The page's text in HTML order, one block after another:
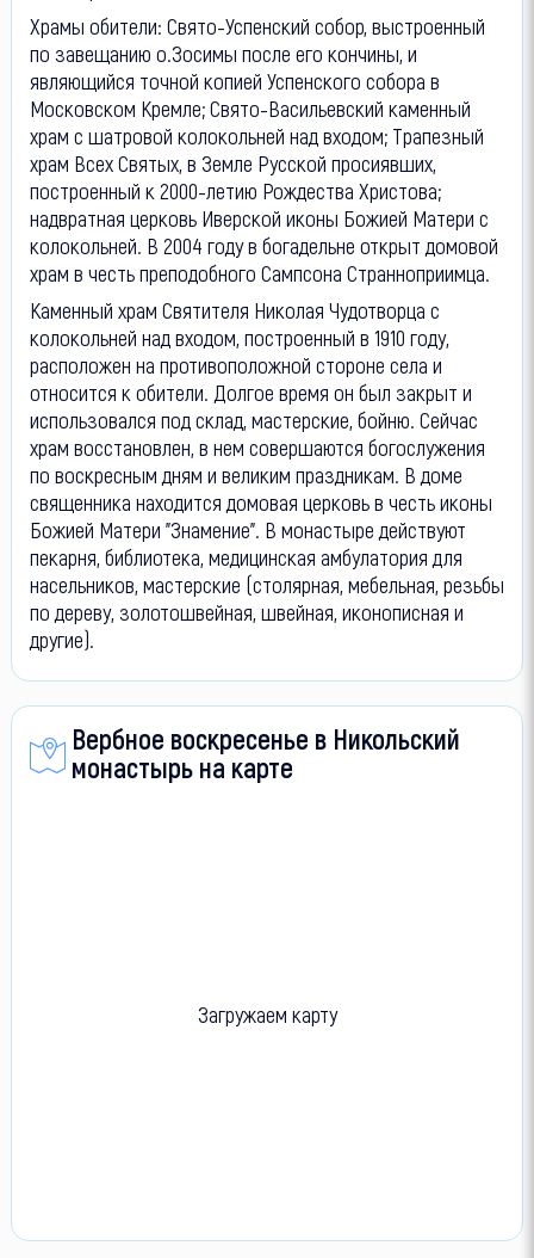
Храмы обители: Свято-Успенский собор, выстроенный
по завещанию о.Зосимы после его кончины, и
являющийся точной копией Успенского собора в
Московском Кремле; Свято-Васильевский каменный
храм с шатровой колокольней над входом; Трапезный
храм Всех Святых, в Земле Русской просиявших,
построенный к 2000-летию Рождества Христова;
надвратная церковь Иверской иконы Божией Матери с
колокольней. В 2004 году в богадельне открыт домовой
храм в честь преподобного Сампсона Странноприимца.
Каменный храм Святителя Николая Чудотворца с
колокольней над входом, построенный в 1910 году,
расположен на противоположной стороне села и
относится к обители. Долгое время он был закрыт и
использовался под склад, мастерские, бойню. Сейчас
храм восстановлен, в нем совершаются богослужения
по воскресным дням и великим праздникам. В доме
священника находится домовая церковь в честь иконы
Божией Матери "Знамение". В монастыре действуют
пекарня, библиотека, медицинская амбулатория для
насельников, мастерские (столярная, мебельная, резьбы
по дереву, золотошвейная, швейная, иконописная и
другие).
Вербное воскресенье в Никольский
монастырь на карте
Загружаем карту